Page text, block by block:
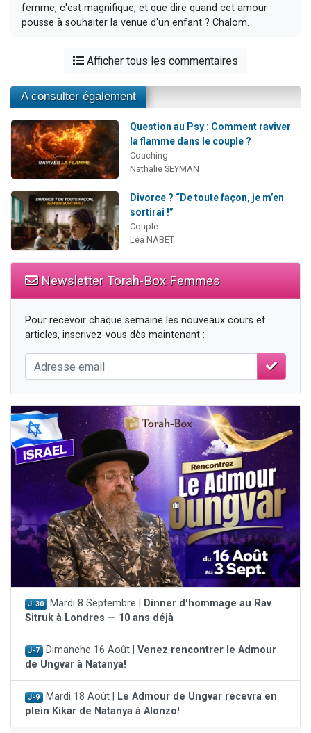
femme, c'est magnifique, et que dire quand cet amour
pousse à souhaiter la venue d'un enfant ? Chalom.
Afficher tous les commentaires
A consulter également
Question au Psy : Comment raviver
la flamme dans le couple ?
Coaching
Nathalie SEYMAN
Divorce ? “De toute façon, je m’en
sortirai !”
Couple
Léa NABET
Newsletter Torah-Box Femmes
Pour recevoir chaque semaine les nouveaux cours et
articles, inscrivez-vous dès maintenant :
J-30 Mardi 8 Septembre |
Dinner d'hommage au Rav
Sitruk à Londres — 10 ans déjà
J-7 Dimanche 16 Août | Venez rencontrer le Admour
de Ungvar à Natanya!
J-9 Mardi 18 Août |
Le Admour de Ungvar recevra en
plein Kikar de Natanya à Alonzo!